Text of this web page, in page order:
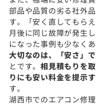
部品や品質の劣る社外
す。「安く直してもら
月後に同じ故障が発生
になった事例も少なくあ
大切なのは、「安さ」
とです。 相見積もりを
りにも安い料金を提示
す。
湖西市でのエアコン修